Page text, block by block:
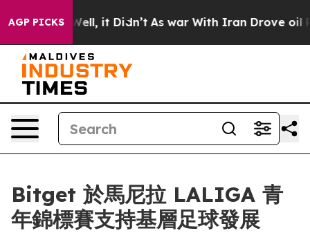
AGP PICKS
40%. Well, it Didn’t As war With Iran Drove oil
Bitget 於馬尼拉 LALIGA 青
年錦標賽支持基層足球發展